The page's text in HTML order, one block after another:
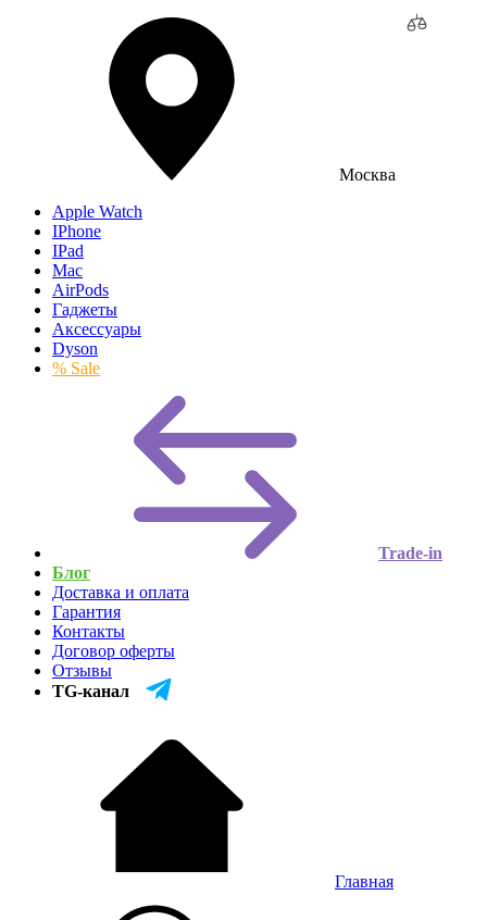
Москва
Apple Watch
IPhone
IPad
Mac
AirPods
Гаджеты
Аксессуары
Dyson
% Sale
Trade-in
Блог
Доставка и оплата
Гарантия
Контакты
Договор оферты
Отзывы
TG-канал
Главная